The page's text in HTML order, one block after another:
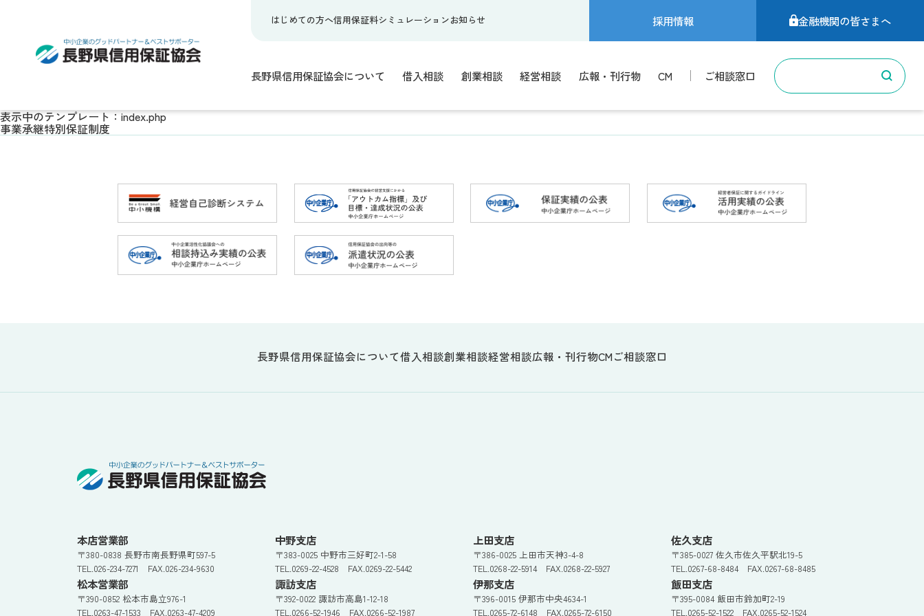
はじめての方へ信用保証料シミュレーションお知らせ 採用情報 金融機関の皆さまへ
長野県信用保証協会について 借入相談 創業相談 経営相談 広報・刊行物 CM ご相談窓口
表示中のテンプレート：index.php
事業承継特別保証制度
長野県信用保証協会について借入相談創業相談経営相談広報・刊行物CMご相談窓口
本店営業部
〒380-0838 長野市南長野県町597-5
TEL.026-234-7271 FAX.026-234-9630
中野支店
〒383-0025 中野市三好町2-1-58
TEL.0269-22-4528 FAX.0269-22-5442
上田支店
〒386-0025 上田市天神3-4-8
TEL.0268-22-5914 FAX.0268-22-5927
佐久支店
〒385-0027 佐久市佐久平駅北19-5
TEL.0267-68-8484 FAX.0267-68-8485
松本営業部
〒390-0852 松本市島立976-1
TEL.0263-47-1533 FAX.0263-47-4209
諏訪支店
〒392-0022 諏訪市高島1-12-18
TEL.0266-52-1946 FAX.0266-52-1987
伊那支店
〒396-0015 伊那市中央4634-1
TEL.0265-72-6148 FAX.0265-72-6150
飯田支店
〒395-0084 飯田市鈴加町2-19
TEL.0265-52-1522 FAX.0265-52-1524